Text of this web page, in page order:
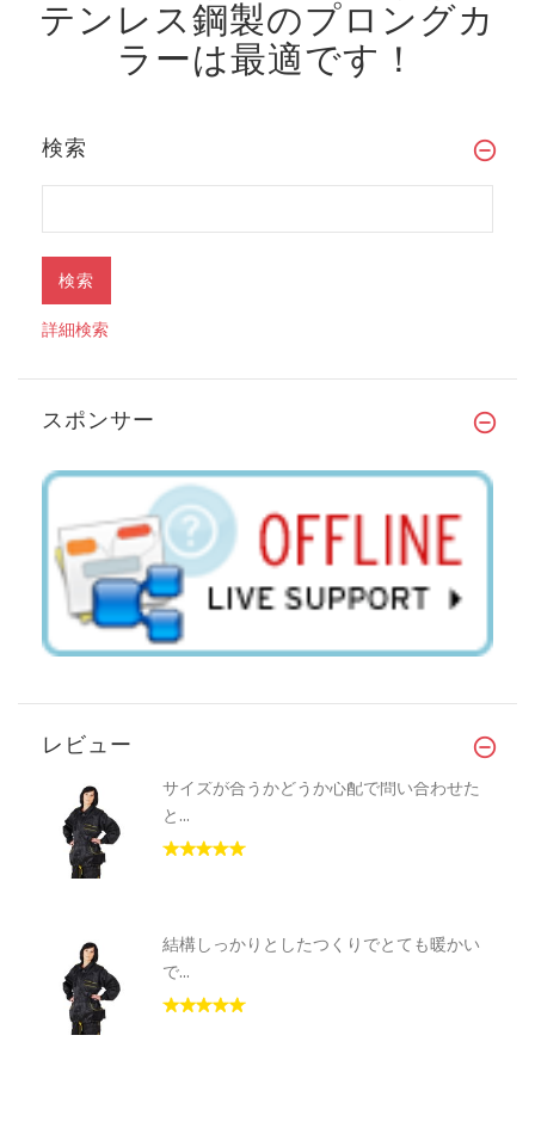
テンレス鋼製のプロングカ
ラーは最適です！
検索
詳細検索
スポンサー
レビュー
サイズが合うかどうか心配で問い合わせた
と...
結構しっかりとしたつくりでとても暖かい
で...